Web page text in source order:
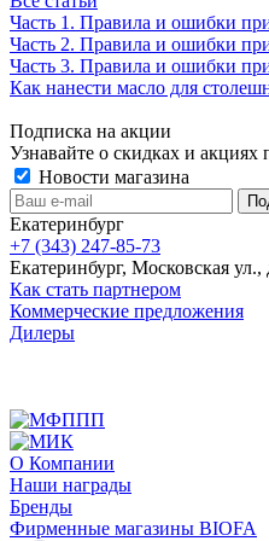
Часть 1. Правила и ошибки
Часть 2. Правила и ошибки
Часть 3. Правила и ошибки
Как нанести масло для
Подписка на акции
Узнавайте о скидках и акциях
Новости магазина
Екатеринбург
+7 (343) 247-85-73
Екатеринбург, Московская ул.,
Как стать партнером
Коммерческие предложения
Дилеры
О Компании
Наши награды
Бренды
Фирменные магазины BIOFA